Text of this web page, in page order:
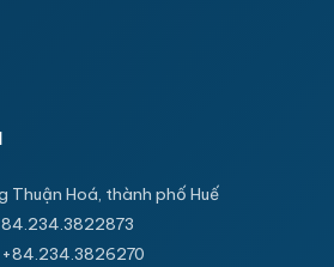
Thuận Hoá, thành phố Huế